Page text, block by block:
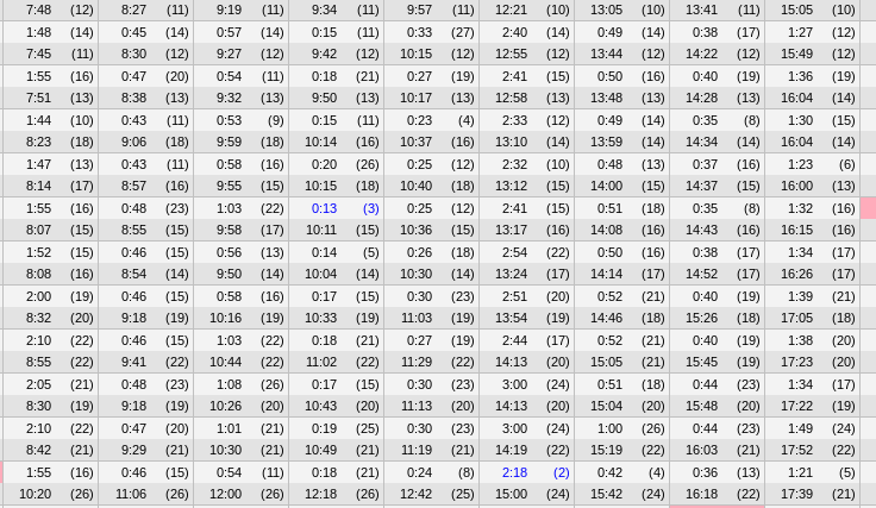
7:48 (12) 8:27 (11) 9:19 (11) 9:34 (11) 9:57 (11) 12:21 (10) 13:05 (10) 13:41 (11) 15:05
(10)
1:48 (14) 0:45 (14) 0:57 (14) 0:15 (11) 0:33 (27) 2:40 (14) 0:49 (14) 0:38 (17) 1:27
(12)
7:45 (11) 8:30 (12) 9:27 (12) 9:42 (12) 10:15 (12) 12:55 (12) 13:44 (12) 14:22 (12) 15:49
(12)
1:55 (16) 0:47 (20) 0:54 (11) 0:18 (21) 0:27 (19) 2:41 (15) 0:50 (16) 0:40 (19) 1:36
(19)
7:51 (13) 8:38 (13) 9:32 (13) 9:50 (13) 10:17 (13) 12:58 (13) 13:48 (13) 14:28 (13) 16:04
(14)
1:44 (10) 0:43 (11) 0:53 (9) 0:15 (11) 0:23 (4) 2:33 (12) 0:49 (14) 0:35 (8) 1:30
(15)
8:23 (18) 9:06 (18) 9:59 (18) 10:14 (16) 10:37 (16) 13:10 (14) 13:59 (14) 14:34 (14) 16:04
(14)
1:47 (13) 0:43 (11) 0:58 (16) 0:20 (26) 0:25 (12) 2:32 (10) 0:48 (13) 0:37 (16) 1:23
(6)
8:14 (17) 8:57 (16) 9:55 (15) 10:15 (18) 10:40 (18) 13:12 (15) 14:00 (15) 14:37 (15) 16:00
(13)
1:55 (16) 0:48 (23) 1:03 (22) 0:13 (3) 0:25 (12) 2:41 (15) 0:51 (18) 0:35 (8) 1:32
(16)
8:07 (15) 8:55 (15) 9:58 (17) 10:11 (15) 10:36 (15) 13:17 (16) 14:08 (16) 14:43 (16) 16:15
(16)
1:52 (15) 0:46 (15) 0:56 (13) 0:14 (5) 0:26 (18) 2:54 (22) 0:50 (16) 0:38 (17) 1:34
(17)
8:08 (16) 8:54 (14) 9:50 (14) 10:04 (14) 10:30 (14) 13:24 (17) 14:14 (17) 14:52 (17) 16:26
(17)
2:00 (19) 0:46 (15) 0:58 (16) 0:17 (15) 0:30 (23) 2:51 (20) 0:52 (21) 0:40 (19) 1:39
(21)
8:32 (20) 9:18 (19) 10:16 (19) 10:33 (19) 11:03 (19) 13:54 (19) 14:46 (18) 15:26 (18) 17:05
(18)
2:10 (22) 0:46 (15) 1:03 (22) 0:18 (21) 0:27 (19) 2:44 (17) 0:52 (21) 0:40 (19) 1:38
(20)
8:55 (22) 9:41 (22) 10:44 (22) 11:02 (22) 11:29 (22) 14:13 (20) 15:05 (21) 15:45 (19) 17:23
(20)
2:05 (21) 0:48 (23) 1:08 (26) 0:17 (15) 0:30 (23) 3:00 (24) 0:51 (18) 0:44 (23) 1:34
(17)
8:30 (19) 9:18 (19) 10:26 (20) 10:43 (20) 11:13 (20) 14:13 (20) 15:04 (20) 15:48 (20) 17:22
(19)
2:10 (22) 0:47 (20) 1:01 (21) 0:19 (25) 0:30 (23) 3:00 (24) 1:00 (26) 0:44 (23) 1:49
(24)
8:42 (21) 9:29 (21) 10:30 (21) 10:49 (21) 11:19 (21) 14:19 (22) 15:19 (22) 16:03 (21) 17:52
(22)
1:55 (16) 0:46 (15) 0:54 (11) 0:18 (21) 0:24 (8) 2:18 (2) 0:42 (4) 0:36 (13) 1:21
(5)
10:20 (26) 11:06 (26) 12:00 (26) 12:18 (26) 12:42 (25) 15:00 (24) 15:42 (24) 16:18 (22) 17:39 (21)